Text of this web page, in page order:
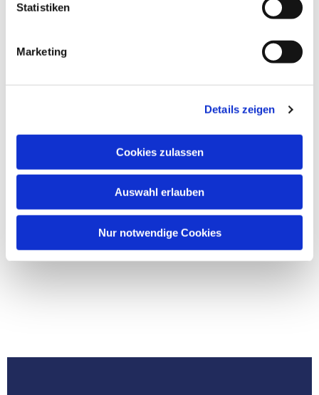
Statistiken
Marketing
Details zeigen
Cookies zulassen
Auswahl erlauben
Nur notwendige Cookies